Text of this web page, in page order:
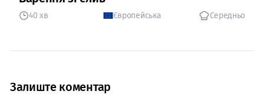
40 хв Європейська Середньо
Залиште коментар